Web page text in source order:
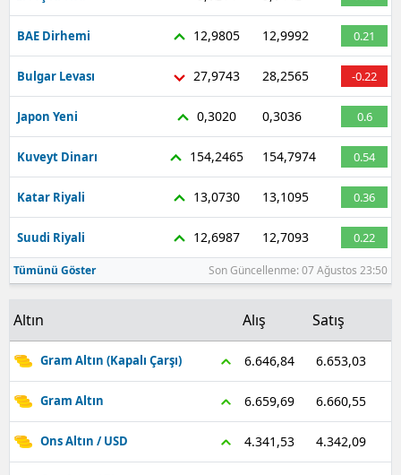
BAE Dirhemi 12,9805 12,9992 0.21
Bulgar Levası 27,9743 28,2565 -0.22
Japon Yeni 0,3020 0,3036 0.6
Kuveyt Dinarı 154,2465 154,7974 0.54
Katar Riyali 13,0730 13,1095 0.36
Suudi Riyali 12,6987 12,7093 0.22
Tümünü Göster Son Güncellenme: 07 Ağustos 23:50
Altın Alış Satış
Gram Altın (Kapalı Çarşı) 6.646,84 6.653,03
Gram Altın 6.659,69 6.660,55
Ons Altın / USD 4.341,53 4.342,09